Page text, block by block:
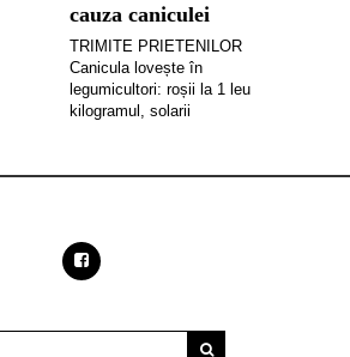
cauza caniculei
TRIMITE PRIETENILOR
Canicula lovește în
legumicultori: roșii la 1 leu
kilogramul, solarii